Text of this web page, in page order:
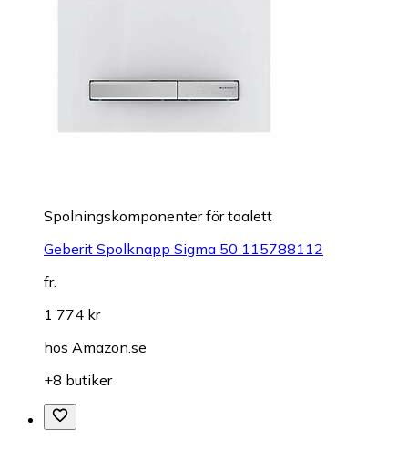
Spolningskomponenter för toalett
Geberit Spolknapp Sigma 50 115788112
fr.
1 774 kr
hos Amazon.se
+8 butiker